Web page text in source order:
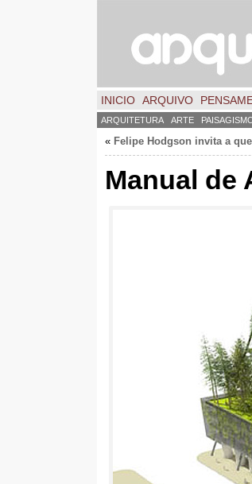
INICIO ARQUIVO
ARQUITETURA ARTE
« Felipe Hodgson invita a
Manual de